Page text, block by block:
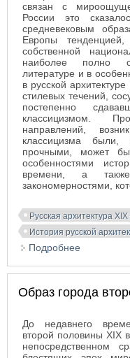
связан с
России это
средневековым
Европы
собственной
наиболее полно
литературе и в
в русской
стилевых течений,
постепенно
классицизмом.
направлений,
классицизма
прочными, может
особенностями
времени, а
закономерностями,
Русская архитектура XIX
История русской
Подробнее
Образ города
До недавнего
второй половины XIX
непосредственном